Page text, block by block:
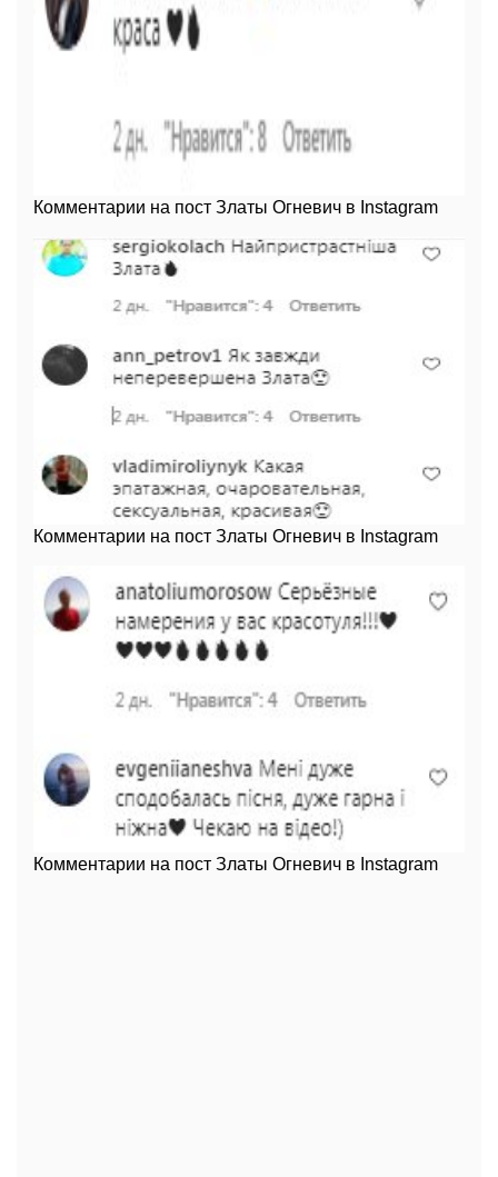
Комментарии на пост Златы Огневич в Instagram
Комментарии на пост Златы Огневич в Instagram
Комментарии на пост Златы Огневич в Instagram